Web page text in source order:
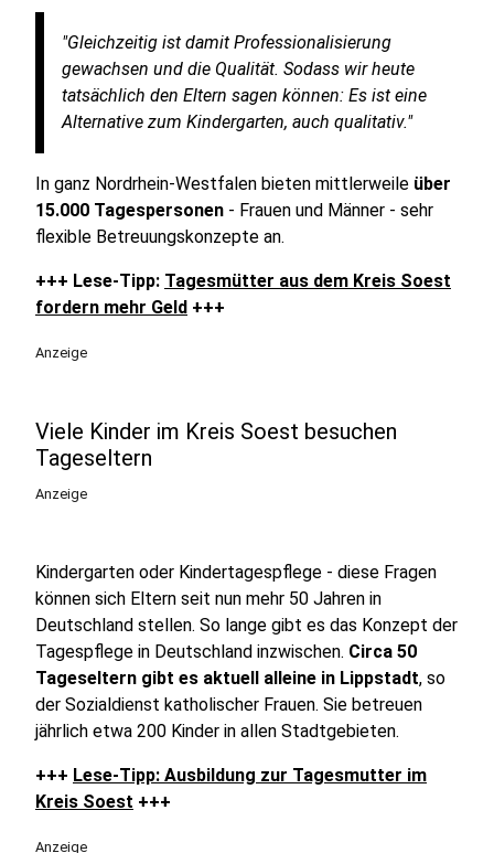
"Gleichzeitig ist damit Professionalisierung
gewachsen und die Qualität. Sodass wir heute
tatsächlich den Eltern sagen können: Es ist eine
Alternative zum Kindergarten, auch qualitativ."
In ganz Nordrhein-Westfalen bieten mittlerweile über
15.000 Tagespersonen - Frauen und Männer - sehr
flexible Betreuungskonzepte an.
+++ Lese-Tipp: Tagesmütter aus dem Kreis Soest
fordern mehr Geld +++
Anzeige
Viele Kinder im Kreis Soest besuchen
Tageseltern
Anzeige
Kindergarten oder Kindertagespflege - diese Fragen
können sich Eltern seit nun mehr 50 Jahren in
Deutschland stellen. So lange gibt es das Konzept der
Tagespflege in Deutschland inzwischen. Circa 50
Tageseltern gibt es aktuell alleine in Lippstadt, so
der Sozialdienst katholischer Frauen. Sie betreuen
jährlich etwa 200 Kinder in allen Stadtgebieten.
+++ Lese-Tipp: Ausbildung zur Tagesmutter im
Kreis Soest +++
Anzeige